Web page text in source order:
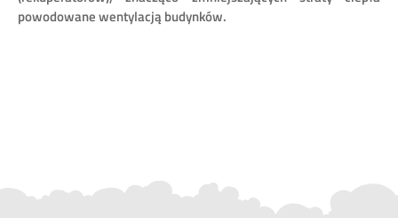
powodowane wentylacją budynków.